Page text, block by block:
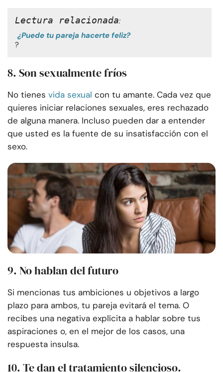
Lectura relacionada:
¿Puede tu pareja hacerte feliz?
?
8. Son sexualmente fríos
No tienes vida sexual con tu amante. Cada vez que
quieres iniciar relaciones sexuales, eres rechazado
de alguna manera. Incluso pueden dar a entender
que usted es la fuente de su insatisfacción con el
sexo.
9. No hablan del futuro
Si mencionas tus ambiciones u objetivos a largo
plazo para ambos, tu pareja evitará el tema. O
recibes una negativa explícita a hablar sobre tus
aspiraciones o, en el mejor de los casos, una
respuesta insulsa.
10. Te dan el tratamiento silencioso.